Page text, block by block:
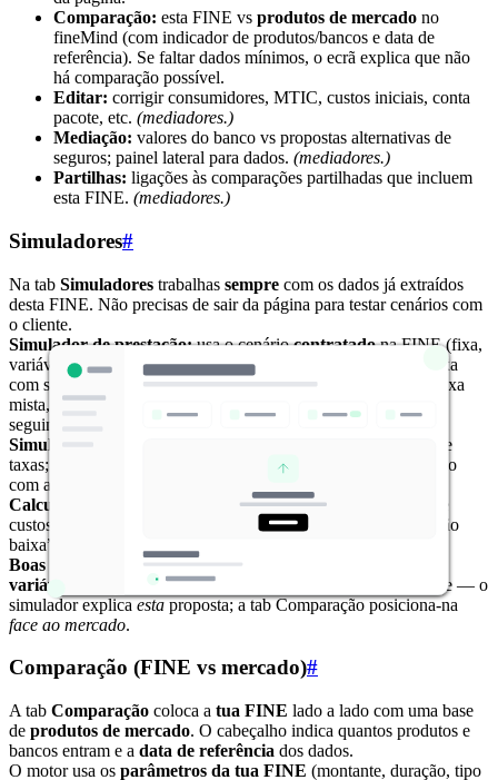
Comparação: esta FINE vs produtos de mercado no
fineMind (com indicador de produtos/bancos e data de
referência). Se faltar dados mínimos, o ecrã explica que não
há comparação possível.
Editar: corrigir consumidores, MTIC, custos iniciais, conta
pacote, etc. (mediadores.)
Mediação: valores do banco vs propostas alternativas de
seguros; painel lateral para dados. (mediadores.)
Partilhas: ligações às comparações partilhadas que incluem
esta FINE. (mediadores.)
Simuladores#
Na tab Simuladores trabalhas sempre com os dados já extraídos
desta FINE. Não precisas de sair da página para testar cenários com
o cliente.
Simulador de prestação:usa o cenáriocontratadona FINE (fixa,
variável ou mista). Ajustas montante, prazo e parâmetros de taxa
com sliders e campos; repões valores à FINE com
. Em taxa
mista, o interface distingue a prestação da fase fixa da lógica
seguinte.
Simulador de seguro de vida:
ancorado em montante, prazo e
taxas; ajuda a isolar o efeito do seguro na prestação, em paralelo
com a tab
Calculadora de MTIC:
cruza empréstimo, prestações, taxas e
custos para falar do
— útil para contrastar “prestação
baixa” com
Boas práticas:
validar primeiroGeral
variável de cada vez ; ligar o discurso à
seguinte — o
simulador explicaestaproposta; a tab Comparação posiciona-na
face ao mercado.
Comparação (FINE vs mercado)#
A tab Comparação coloca a tua FINE lado a lado com uma base
de produtos de mercado. O cabeçalho indica quantos produtos e
bancos entram e a data de referência dos dados.
O motor usa os parâmetros da tua FINE (montante, duração, tipo